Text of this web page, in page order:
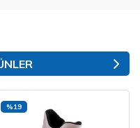
%19